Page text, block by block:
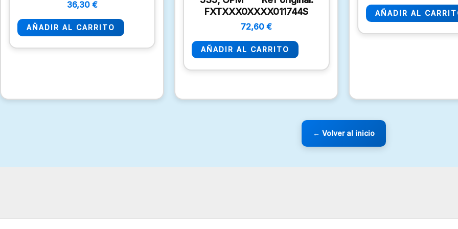
36,30 €
AÑADIR AL CARRITO
FXTXXX0XXXX011744S
72,60 €
AÑADIR AL CARRITO
AÑADIR AL
← Volver al inicio